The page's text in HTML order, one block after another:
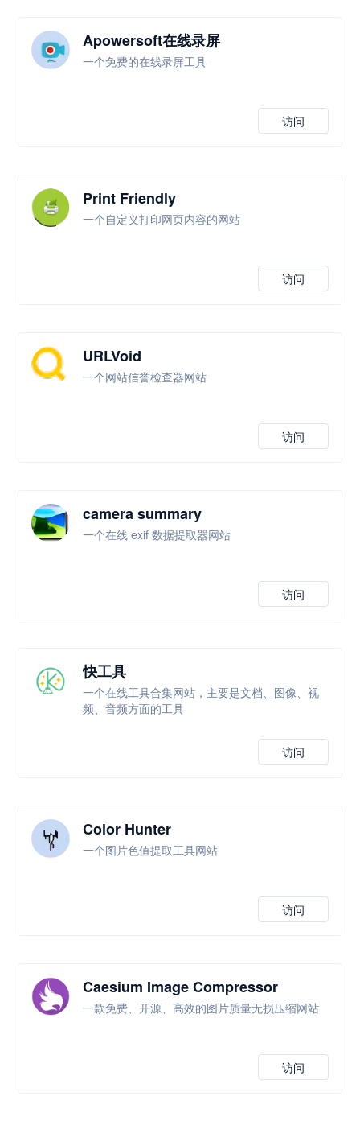
Apowersoft在线录屏
一个免费的在线录屏工具
访问
Print Friendly
一个自定义打印网页内容的网站
访问
URLVoid
一个网站信誉检查器网站
访问
camera summary
一个在线 exif 数据提取器网站
访问
快工具
一个在线工具合集网站，主要是文档、图像、视
频、音频方面的工具
访问
Color Hunter
一个图片色值提取工具网站
访问
Caesium Image Compressor
一款免费、开源、高效的图片质量无损压缩网站
访问